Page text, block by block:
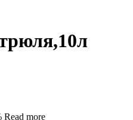
Read more